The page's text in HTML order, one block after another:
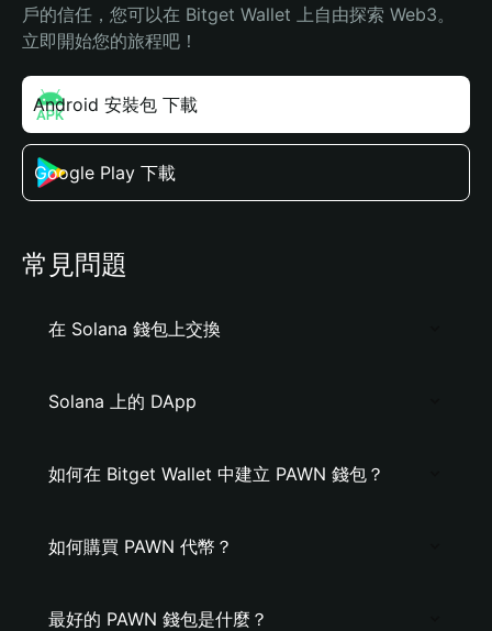
戶的信任，您可以在 Bitget Wallet 上自由探索 Web3。
立即開始您的旅程吧！
Android 安裝包 下載
Google Play 下載
常見問題
在 Solana 錢包上交換
Solana 上的 DApp
如何在 Bitget Wallet 中建立 PAWN 錢包？
如何購買 PAWN 代幣？
最好的 PAWN 錢包是什麼？